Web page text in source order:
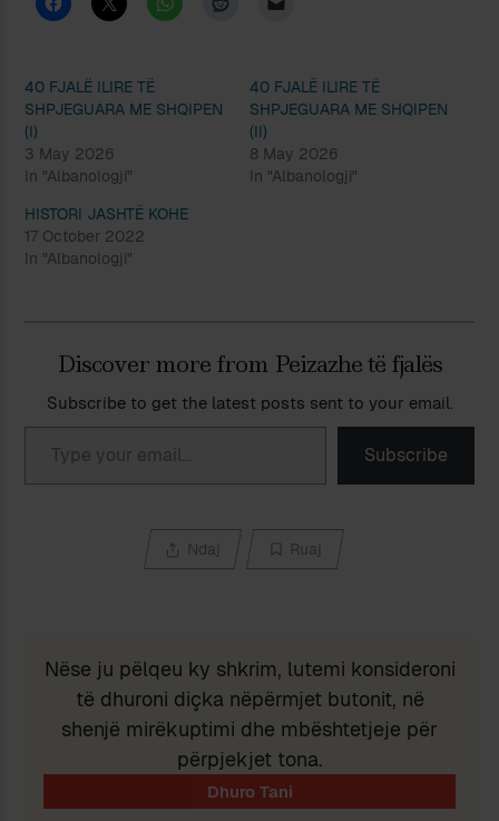
40 FJALË ILIRE TË
SHPJEGUARA ME SHQIPEN
(I)
3 May 2026
In "Albanologji"
40 FJALË ILIRE TË
SHPJEGUARA ME SHQIPEN
(II)
8 May 2026
In "Albanologji"
HISTORI JASHTË KOHE
17 October 2022
In "Albanologji"
Discover more from Peizazhe të fjalës
Subscribe to get the latest posts sent to your email.
Type your email…
Subscribe
Ndaj Ruaj
Nëse ju pëlqeu ky shkrim, lutemi konsideroni
të dhuroni diçka nëpërmjet butonit, në
shenjë mirëkuptimi dhe mbështetjeje për
përpjekjet tona.